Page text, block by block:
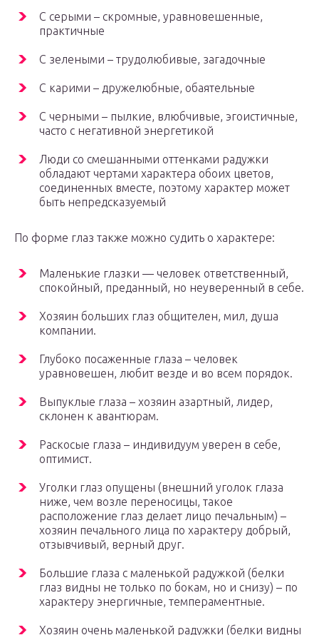
С серыми – скромные, уравновешенные,
практичные
С зелеными – трудолюбивые, загадочные
С карими – дружелюбные, обаятельные
С черными – пылкие, влюбчивые, эгоистичные,
часто с негативной энергетикой
Люди со смешанными оттенками радужки
обладают чертами характера обоих цветов,
соединенных вместе, поэтому характер может
быть непредсказуемый
По форме глаз также можно судить о характере:
Маленькие глазки — человек ответственный,
спокойный, преданный, но неуверенный в себе.
Хозяин больших глаз общителен, мил, душа
компании.
Глубоко посаженные глаза – человек
уравновешен, любит везде и во всем порядок.
Выпуклые глаза – хозяин азартный, лидер,
склонен к авантюрам.
Раскосые глаза – индивидуум уверен в себе,
оптимист.
Уголки глаз опущены (внешний уголок глаза
ниже, чем возле переносицы, такое
расположение глаз делает лицо печальным) –
хозяин печального лица по характеру добрый,
отзывчивый, верный друг.
Большие глаза с маленькой радужкой (белки
глаз видны не только по бокам, но и снизу) – по
характеру энергичные, темпераментные.
Хозяин очень маленькой радужки (белки видны